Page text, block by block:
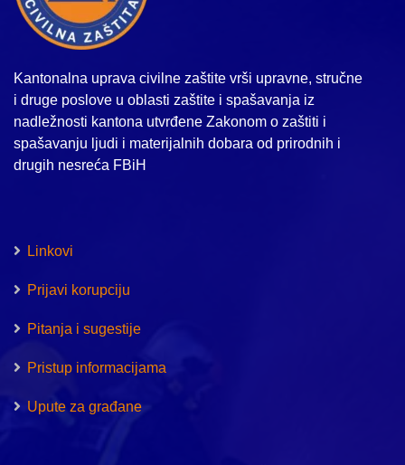
Kantonalna uprava civilne zaštite vrši upravne, stručne
i druge poslove u oblasti zaštite i spašavanja iz
nadležnosti kantona utvrđene Zakonom o zaštiti i
spašavanju ljudi i materijalnih dobara od prirodnih i
drugih nesreća FBiH
Linkovi
Prijavi korupciju
Pitanja i sugestije
Pristup informacijama
Upute za građane